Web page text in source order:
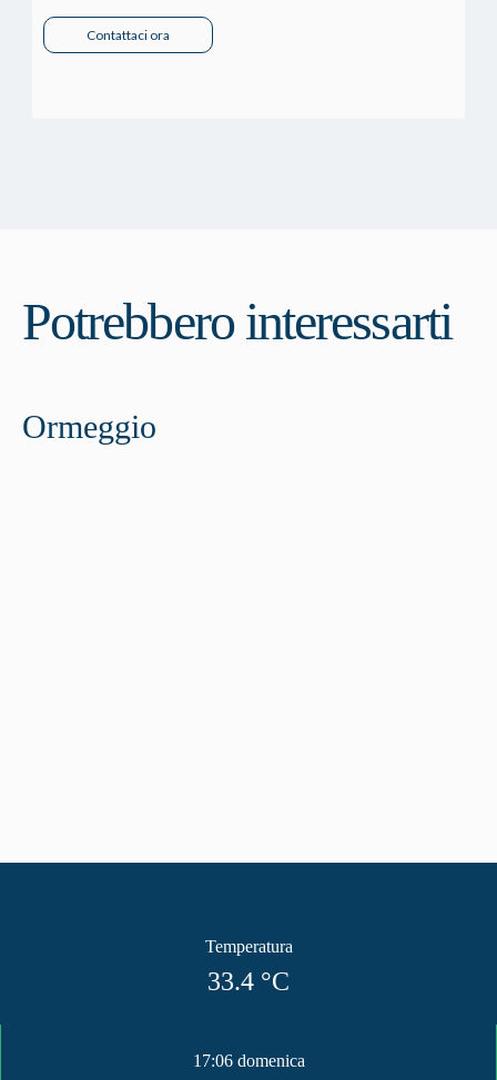
Contattaci ora
Potrebbero interessarti
Ormeggio
Temperatura
33.4 °C
17:06 domenica